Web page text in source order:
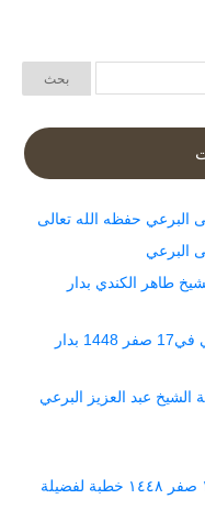
البرعي حفظه الله تعالى
البرعي
1448 محاضرة للشيخ طاهر الكندي بدار
الإيمان بالقدر خطبة الشيخ حسين الشراعي في17 صفر 1448 بدار
مقطع لفضيلة الشيخ عبد العزيز البرعي
الخطوات العملية في الكمال بالدين في ١٠ صفر ١٤٤٨ خطبة لفضيلة